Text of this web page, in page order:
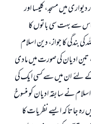
میں مسجد، کلیسا اور
اس سے بہت سی باتوں کا
بندگی کا جواز، دین اسلام
ادیان کی صورت میں مادی
لئے ان میں سے کسی ایک کی
نے سابقہ ادیان کو منسوخ
رہ جاتا کہ ایسے نظریات کا